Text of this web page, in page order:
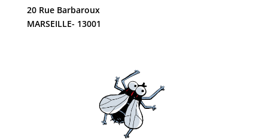
20 Rue Barbaroux
MARSEILLE- 13001